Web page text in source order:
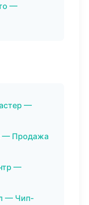
—
—
— Продажа
—
— Чип-